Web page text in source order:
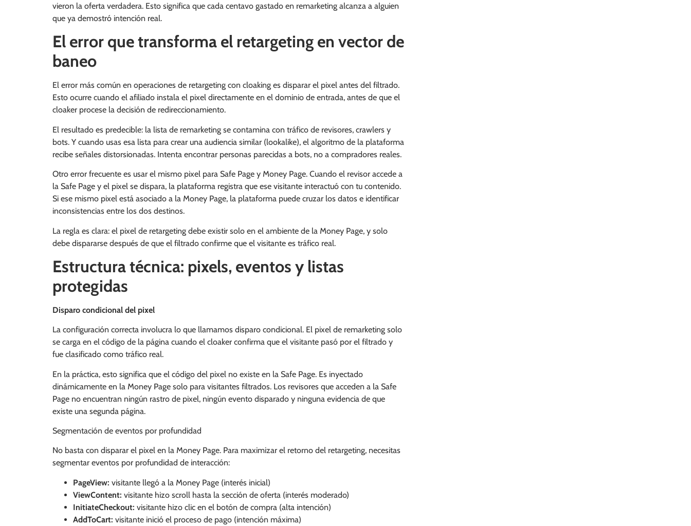
vieron la oferta verdadera. Esto significa que cada centavo gastado en remarketing alcanza a alguien
que ya demostró intención real.
El error que transforma el retargeting en vector de
baneo
El error más común en operaciones de retargeting con cloaking es disparar el pixel antes del filtrado.
Esto ocurre cuando el afiliado instala el pixel directamente en el dominio de entrada, antes de que el
cloaker procese la decisión de redireccionamiento.
El resultado es predecible: la lista de remarketing se contamina con tráfico de revisores, crawlers y
bots. Y cuando usas esa lista para crear una audiencia similar (lookalike), el algoritmo de la plataforma
recibe señales distorsionadas. Intenta encontrar personas parecidas a bots, no a compradores reales.
Otro error frecuente es usar el mismo pixel para Safe Page y Money Page. Cuando el revisor accede a
la Safe Page y el pixel se dispara, la plataforma registra que ese visitante interactuó con tu contenido.
Si ese mismo pixel está asociado a la Money Page, la plataforma puede cruzar los datos e identificar
inconsistencias entre los dos destinos.
La regla es clara: el pixel de retargeting debe existir solo en el ambiente de la Money Page, y solo
debe dispararse después de que el filtrado confirme que el visitante es tráfico real.
Estructura técnica: pixels, eventos y listas
protegidas
Disparo condicional del pixel
La configuración correcta involucra lo que llamamos disparo condicional. El pixel de remarketing solo
se carga en el código de la página cuando el cloaker confirma que el visitante pasó por el filtrado y
fue clasificado como tráfico real.
En la práctica, esto significa que el código del pixel no existe en la Safe Page. Es inyectado
dinámicamente en la Money Page solo para visitantes filtrados. Los revisores que acceden a la Safe
Page no encuentran ningún rastro de pixel, ningún evento disparado y ninguna evidencia de que
existe una segunda página.
Segmentación de eventos por profundidad
No basta con disparar el pixel en la Money Page. Para maximizar el retorno del retargeting, necesitas
segmentar eventos por profundidad de interacción:
PageView: visitante llegó a la Money Page (interés inicial)
ViewContent: visitante hizo scroll hasta la sección de oferta (interés moderado)
InitiateCheckout: visitante hizo clic en el botón de compra (alta intención)
AddToCart: visitante inició el proceso de pago (intención máxima)